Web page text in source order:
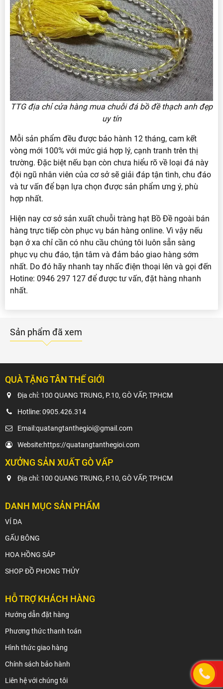
TTG địa chỉ cửa hàng mua chuỗi đá bồ đề thạch anh đẹp
uy tín
Mỗi sản phẩm đều được bảo hành 12 tháng, cam kết
vòng mới 100% với mức giá hợp lý, cạnh tranh trên thị
trường. Đặc biệt nếu bạn còn chưa hiểu rõ về loại đá này
đội ngũ nhân viên của cơ sở sẽ giải đáp tận tình, chu đáo
và tư vấn để bạn lựa chọn được sản phẩm ưng ý, phù
hợp nhất.
Hiện nay cơ sở sản xuất chuỗi tràng hạt Bồ Đề ngoài bán
hàng trực tiếp còn phục vụ bán hàng online. Vì vậy nếu
bạn ở xa chỉ cần có nhu cầu chúng tôi luôn sẵn sàng
phục vụ chu đáo, tận tâm và đảm bảo giao hàng sớm
nhất. Do đó hãy nhanh tay nhấc điện thoại lên và gọi đến
Hotine: 0946 297 127 để được tư vấn, đặt hàng nhanh
nhất.
Sản phẩm đã xem
QUÀ TẶNG TÂN THẾ GIỚI
Địa chỉ: 100 QUANG TRUNG, P.10, GÒ VẤP, TPHCM
Hotline:0905.426.314
Email:quatangtanthegioi@gmail.com
Website:https://quatangtanthegioi.com
XƯỞNG SẢN XUẤT GÒ VẤP
Địa chỉ: 100 QUANG TRUNG, P.10, GÒ VẤP, TPHCM
DANH MỤC SẢN PHẨM
VÍ DA
GẤU BÔNG
HOA HỒNG SÁP
SHOP ĐỒ PHONG THỦY
HỖ TRỢ KHÁCH HÀNG
Hướng dẫn đặt hàng
Phương thức thanh toán
Hình thức giao hàng
Chính sách bảo hành
Liên hệ với chúng tôi